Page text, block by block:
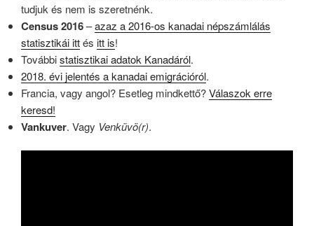
tudjuk és nem is szeretnénk.
Census 2016–azaz a 2016-os kanadai népszámlálás
statisztikái ittés itt is!
Továbbistatisztikai adatok Kanadáról.
2018. évi jelentés a kanadai emigrációról.
Francia, vagy angol? Esetleg mindkettő?Válaszok erre
keresd!
Vankuver. Vagy Venküvö(r).